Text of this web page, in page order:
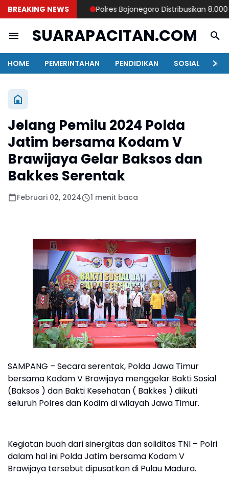
BREAKING NEWS Polres Bojonegoro Distribusikan 8.000
SUARAPACITAN.COM
HOME PEMERINTAHAN PENDIDIKAN SOSIAL
Jelang Pemilu 2024 Polda
Jatim bersama Kodam V
Brawijaya Gelar Baksos dan
Bakkes Serentak
Februari 02, 2024 1 menit baca
SAMPANG – Secara serentak, Polda Jawa Timur
bersama Kodam V Brawijaya menggelar Bakti Sosial
(Baksos ) dan Bakti Kesehatan ( Bakkes ) diikuti
seluruh Polres dan Kodim di wilayah Jawa Timur.
Kegiatan buah dari sinergitas dan soliditas TNI – Polri
dalam hal ini Polda Jatim bersama Kodam V
Brawijaya tersebut dipusatkan di Pulau Madura.